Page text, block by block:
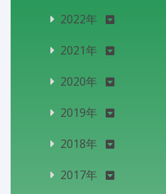
2022年
2021年
2020年
2019年
2018年
2017年